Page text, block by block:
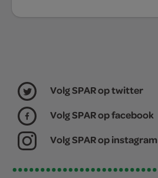
Volg SPAR op twitter
Volg SPAR op facebook
Volg SPAR op instagram